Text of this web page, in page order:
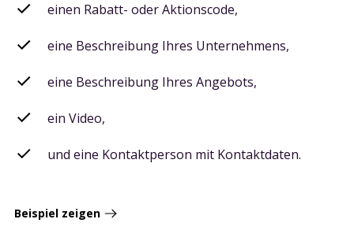
einen Rabatt- oder Aktionscode,
eine Beschreibung Ihres Unternehmens,
eine Beschreibung Ihres Angebots,
ein Video,
und eine Kontaktperson mit Kontaktdaten.
Beispiel zeigen